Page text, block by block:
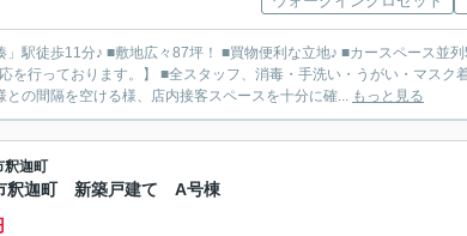
駅徒歩11分♪ ■敷地広々87坪！ ■買物便利な立地♪ ■カースペース並
を行っております。】 ■全スタッフ、消毒・手洗い・うがい・マスク
の間隔を空ける様、店内接客スペースを十分に確... もっと見る
釈迦町
釈迦町 新築戸建て A号棟